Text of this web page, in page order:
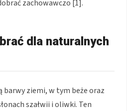
zachowawczo [1].
dla naturalnych
barwy ziemi, w tym beże oraz
szałwii i oliwki. Ten